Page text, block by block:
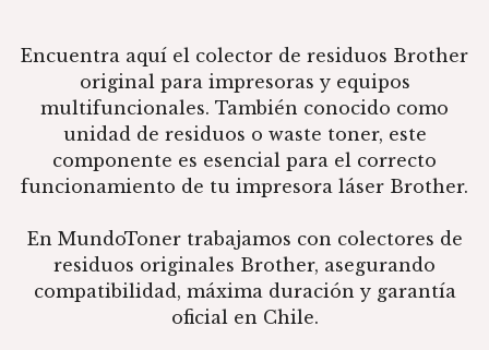
Encuentra aquí el colector de residuos Brother
original para impresoras y equipos
multifuncionales. También conocido como
unidad de residuos o waste toner, este
componente es esencial para el correcto
funcionamiento de tu impresora láser Brother.
En MundoToner trabajamos con colectores de
residuos originales Brother, asegurando
compatibilidad, máxima duración y garantía
oficial en Chile.